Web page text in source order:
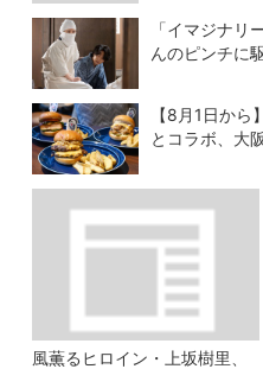
「イマジナリ
んのピンチに
【8月1日か
とコラボ、大
風薫るヒロイン・上坂樹里、